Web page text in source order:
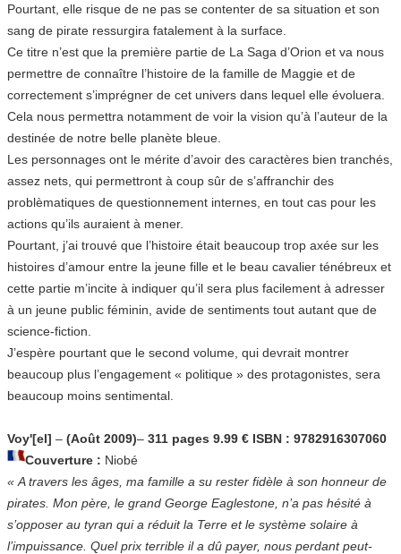
Pourtant, elle risque de ne pas se contenter de sa situation et son
sang de pirate ressurgira fatalement à la surface.
Ce titre n’est que la première partie de La Saga d’Orion et va nous
permettre de connaître l’histoire de la famille de Maggie et de
correctement s’imprégner de cet univers dans lequel elle évoluera.
Cela nous permettra notamment de voir la vision qu’à l’auteur de la
destinée de notre belle planète bleue.
Les personnages ont le mérite d’avoir des caractères bien tranchés,
assez nets, qui permettront à coup sûr de s’affranchir des
problèmatiques de questionnement internes, en tout cas pour les
actions qu’ils auraient à mener.
Pourtant, j’ai trouvé que l’histoire était beaucoup trop axée sur les
histoires d’amour entre la jeune fille et le beau cavalier ténébreux et
cette partie m’incite à indiquer qu’il sera plus facilement à adresser
à un jeune public féminin, avide de sentiments tout autant que de
science-fiction.
J’espère pourtant que le second volume, qui devrait montrer
beaucoup plus l’engagement « politique » des protagonistes, sera
beaucoup moins sentimental.
Voy'[el] – (Août 2009)– 311 pages 9.99 € ISBN : 9782916307060
Couverture : Niobé
« A travers les âges, ma famille a su rester fidèle à son honneur de
pirates. Mon père, le grand George Eaglestone, n’a pas hésité à
s’opposer au tyran qui a réduit la Terre et le système solaire à
l’impuissance. Quel prix terrible il a dû payer, nous perdant peut-